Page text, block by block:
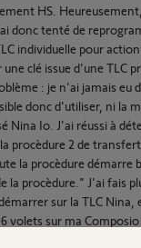
HS.
donc tenté de
individuelle pour
clé issue d'une TLC
: je n'ai jamais eu
donc d'utiliser, ni la
Nina Io. J'ai réussi à
2 de transfert
la procèdure démarre
la procèdure." J'ai fais
sur la TLC
volets sur ma